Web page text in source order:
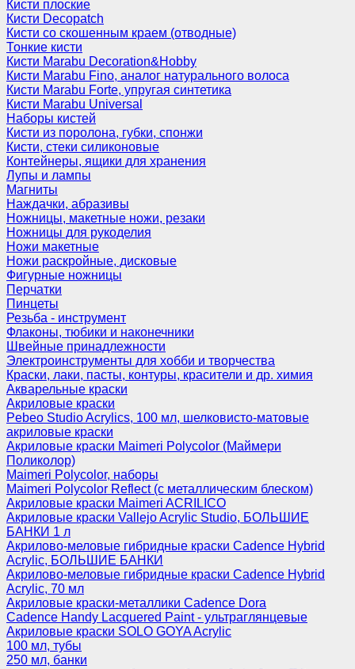
Кисти плоские
Кисти Decopatch
Кисти со скошенным краем (отводные)
Тонкие кисти
Кисти Marabu Decoration&Hobby
Кисти Marabu Fino, аналог натурального волоса
Кисти Marabu Forte, упругая синтетика
Кисти Marabu Universal
Наборы кистей
Кисти из поролона, губки, спонжи
Кисти, стеки силиконовые
Контейнеры, ящики для хранения
Лупы и лампы
Магниты
Наждачки, абразивы
Ножницы, макетные ножи, резаки
Ножницы для рукоделия
Ножи макетные
Ножи раскройные, дисковые
Фигурные ножницы
Перчатки
Пинцеты
Резьба - инструмент
Флаконы, тюбики и наконечники
Швейные принадлежности
Электроинструменты для хобби и творчества
Краски, лаки, пасты, контуры, красители и др. химия
Акварельные краски
Акриловые краски
Pebeo Studio Acrylics, 100 мл, шелковисто-матовые
акриловые краски
Акриловые краски Maimeri Polycolor (Маймери
Поликолор)
Maimeri Polycolor, наборы
Maimeri Polycolor Reflect (с металлическим блеском)
Акриловые краски Maimeri ACRILICO
Акриловые краски Vallejo Acrylic Studio, БОЛЬШИЕ
БАНКИ 1 л
Акрилово-меловые гибридные краски Cadence Hybrid
Acrylic, БОЛЬШИЕ БАНКИ
Акрилово-меловые гибридные краски Cadence Hybrid
Acrylic, 70 мл
Акриловые краски-металлики Cadence Dora
Cadence Handy Lacquered Paint - ультраглянцевые
Акриловые краски SOLO GOYA Acrylic
100 мл, тубы
250 мл, банки